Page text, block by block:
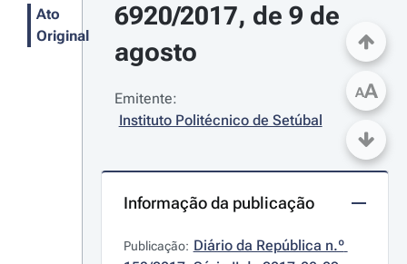
Ato
Original
6920/2017, de 9 de
agosto
Emitente:
Instituto Politécnico de Setúbal
Informação da publicação
Publicação: Diário da República n.º
AA